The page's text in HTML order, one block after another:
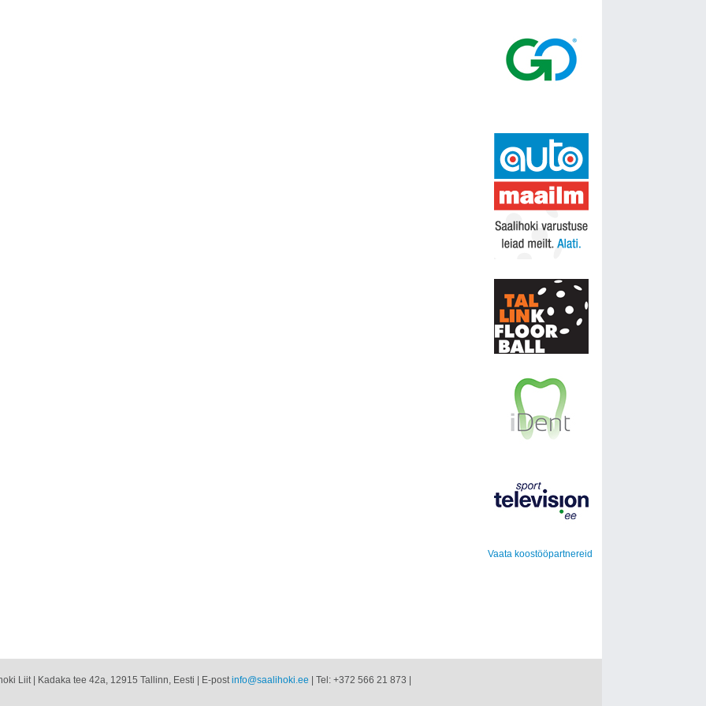
Vaata koostööpartnereid
Liit | Kadaka tee 42a, 12915 Tallinn, Eesti | E-postinfo@saalihoki.ee | Tel: +372 566 21 873 |